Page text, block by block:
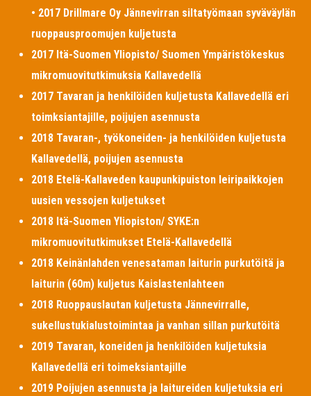
• 2017 Drillmare Oy Jännevirran siltatyömaan syväväylän
ruoppausproomujen kuljetusta
2017 Itä-Suomen Yliopisto/ Suomen Ympäristökeskus
mikromuovitutkimuksia Kallavedellä
2017 Tavaran ja henkilöiden kuljetusta Kallavedellä eri
toimksiantajille, poijujen asennusta
2018 Tavaran-, työkoneiden- ja henkilöiden kuljetusta
Kallavedellä, poijujen asennusta
2018 Etelä-Kallaveden kaupunkipuiston leiripaikkojen
uusien vessojen kuljetukset
2018 Itä-Suomen Yliopiston/ SYKE:n
mikromuovitutkimukset Etelä-Kallavedellä
2018 Keinänlahden venesataman laiturin purkutöitä ja
laiturin (60m) kuljetus Kaislastenlahteen
2018 Ruoppauslautan kuljetusta Jännevirralle,
sukellustukialustoimintaa ja vanhan sillan purkutöitä
2019 Tavaran, koneiden ja henkilöiden kuljetuksia
Kallavedellä eri toimeksiantajille
2019 Poijujen asennusta ja laitureiden kuljetuksia eri